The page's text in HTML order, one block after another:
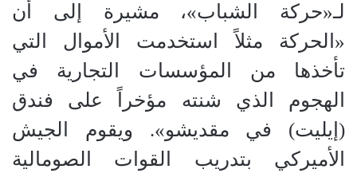
لـ«حركة الشباب»، مشيرة إلى أن
«الحركة مثلاً استخدمت الأموال التي
تأخذها من المؤسسات التجارية في
الهجوم الذي شنته مؤخراً على فندق
(إيليت) في مقديشو». ويقوم الجيش
الأميركي بتدريب القوات الصومالية